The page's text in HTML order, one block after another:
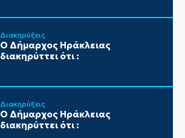
Διακηρύξεις
Ο Δήμαρχος Ηράκλειας
διακηρύττει ότι :
Διακηρύξεις
Ο Δήμαρχος Ηράκλειας
διακηρύττει ότι :